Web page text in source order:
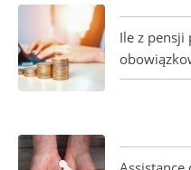
Ile z pensji